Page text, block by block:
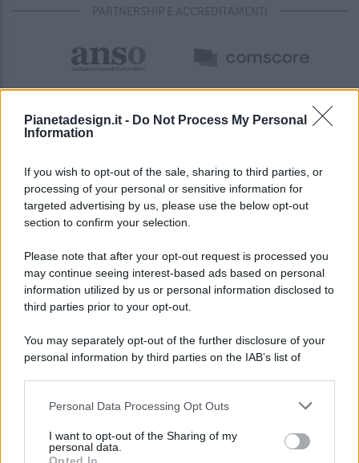
Pianetadesign.it - Do Not Process My Personal
Information
If you wish to opt-out of the sale, sharing to third parties, or
processing of your personal or sensitive information for
targeted advertising by us, please use the below opt-out
section to confirm your selection.
Please note that after your opt-out request is processed you
may continue seeing interest-based ads based on personal
information utilized by us or personal information disclosed to
third parties prior to your opt-out.
You may separately opt-out of the further disclosure of your
personal information by third parties on the IAB’s list of
This information may also be disclosed by us to third parties
disclose it to other third parties.
Personal Data Processing Opt Outs
I want to opt-out of the Sharing of my
personal data.
PARTNERSHIP E ACCREDITAMENTI
© 2026 - Pianeta Design - P.IVA 04827280654 - Testata
Registrata Al Tribunale Di Nocera Inferiore N. 8/2020 - RG N.
ISCRIZIONE AL ROC N. 35792 – ISCRITTA ALL’ANSO
(ASSOCIAZIONE NAZIONALE STAMPA ONLINE)
PREFERENZE PRIVACY